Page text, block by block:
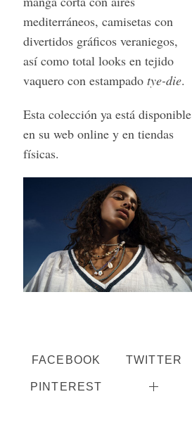
mediterráneos, camisetas con
divertidos gráficos veraniegos,
así como total looks en tejido
vaquero con estampado tye-die.
Esta colección ya está disponible
en su web online y en tiendas
físicas.
FACEBOOK TWITTER
PINTEREST
c
f